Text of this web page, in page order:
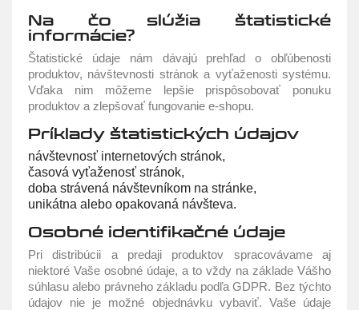
Na čo slúžia štatistické
informácie?
Štatistické údaje nám dávajú prehľad o obľúbenosti
produktov, návštevnosti stránok a vyťaženosti systému.
Vďaka nim môžeme lepšie prispôsobovať ponuku
produktov a zlepšovať fungovanie e-shopu.
Príklady štatistických údajov
návštevnosť internetových stránok,
časová vyťaženosť stránok,
doba strávená návštevníkom na stránke,
unikátna alebo opakovaná návšteva.
Osobné identifikačné údaje
Pri distribúcii a predaji produktov spracovávame aj
niektoré Vaše osobné údaje, a to vždy na základe Vášho
súhlasu alebo právneho základu podľa GDPR. Bez týchto
údajov nie je možné objednávku vybaviť. Vaše údaje